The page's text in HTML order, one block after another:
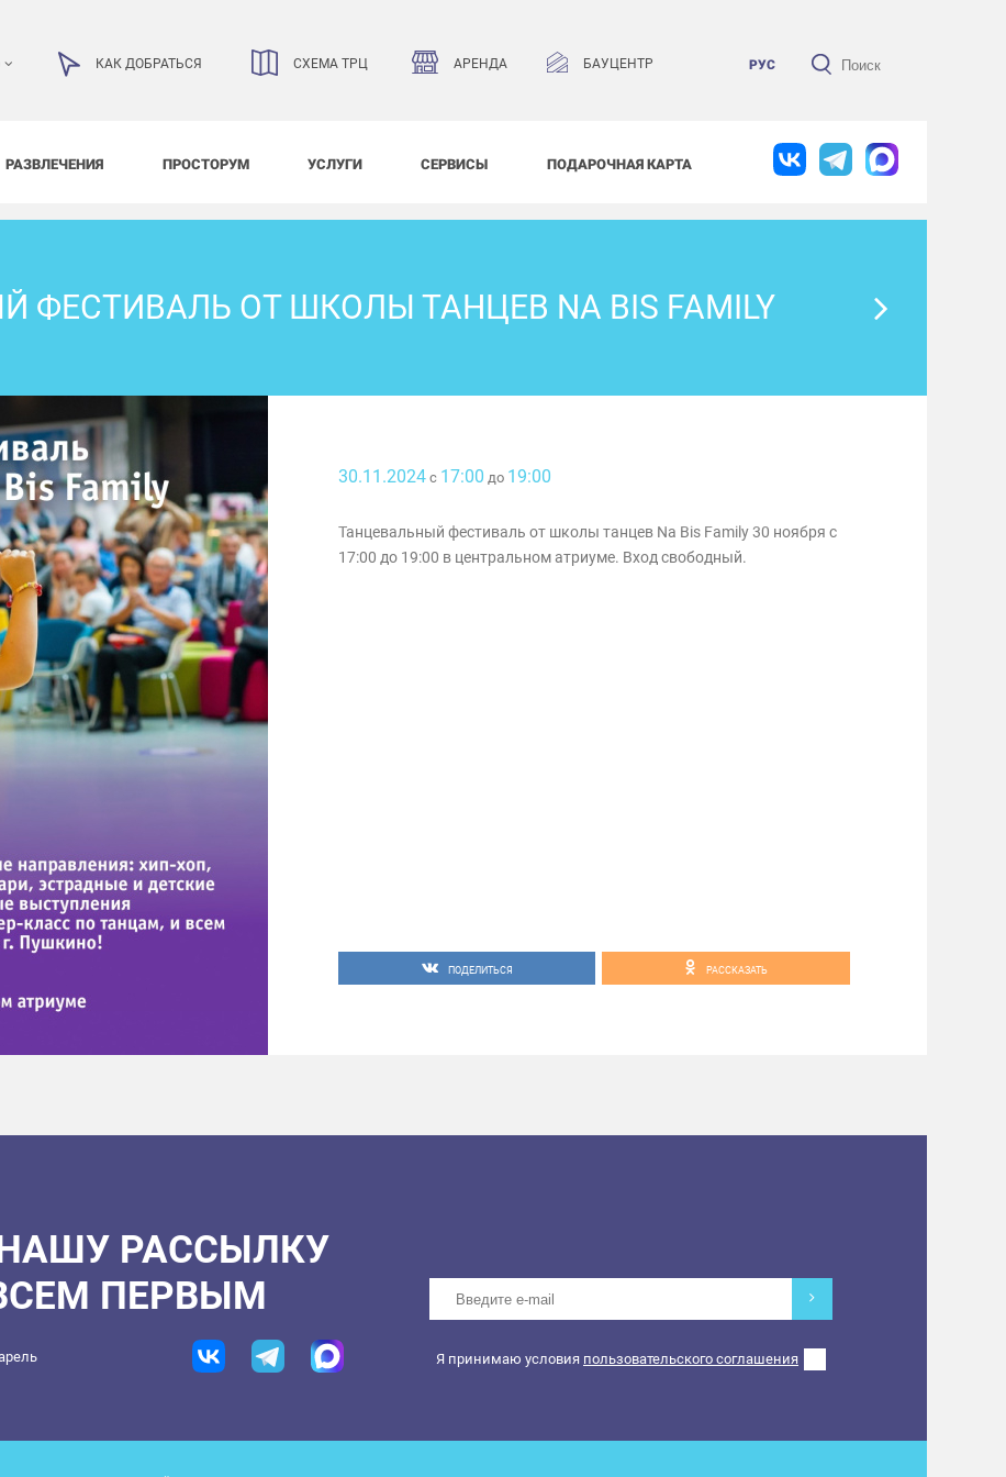
КАК ДОБРАТЬСЯ СХЕМА ТРЦ АРЕНДА БАУЦЕНТР РУС
РАЗВЛЕЧЕНИЯ ПРОСТОРУМ УСЛУГИ СЕРВИСЫ ПОДАРОЧНАЯ КАРТА
ФЕСТИВАЛЬ ОТ ШКОЛЫ ТАНЦЕВ NA BIS FAMILY
30.11.2024 с 17:00 до 19:00
Танцевальный фестиваль от школы танцев Na Bis Family 30 ноября с
17:00 до 19:00 в центральном атриуме. Вход свободный.
ПОДЕЛИТЬСЯ РАССКАЗАТЬ
РАССЫЛКУ
ПЕРВЫМ
Я принимаю условия пользовательского соглашения